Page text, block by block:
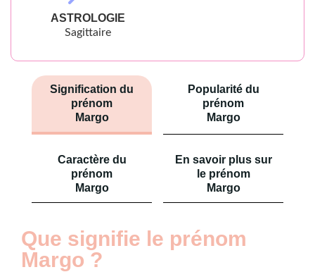
ASTROLOGIE
Sagittaire
Signification du
prénom
Margo
Popularité du
prénom
Margo
Caractère du
prénom
Margo
En savoir plus sur
le prénom
Margo
Que signifie le prénom
Margo ?